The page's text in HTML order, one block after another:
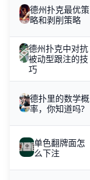
德州扑克最优策
略和剥削策略
德州扑克中对抗
被动型跟注的技
巧
德扑里的数学概
率，你知道吗?
单色翻牌面怎
么下注